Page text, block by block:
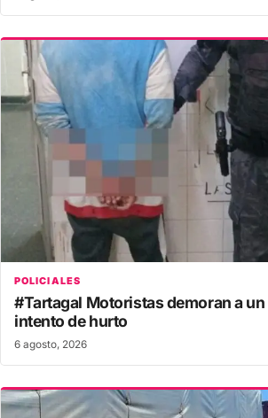
POLICIALES
#Tartagal Motoristas demoran a
intento de hurto
6 agosto, 2026